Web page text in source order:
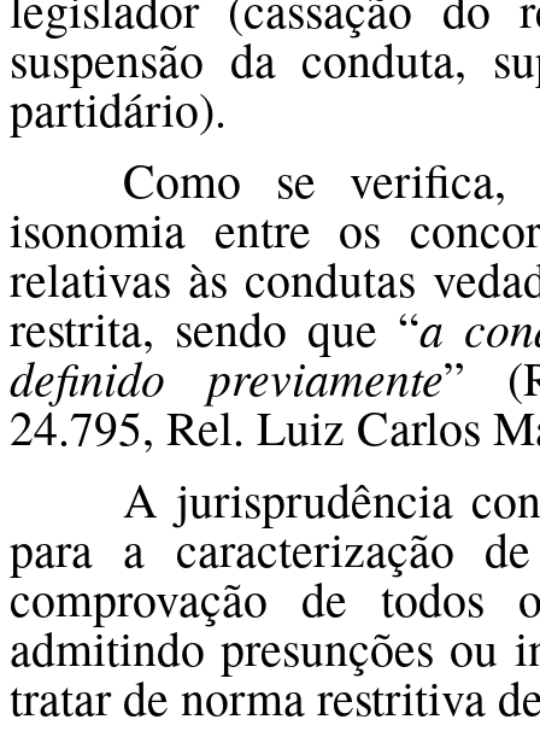
suspensão da conduta,
partidário).
Como se
isonomia entre os
relativas às condutas
restrita, sendo que “a
definido previamente”
24.795, Rel. Luiz Carlos
A jurisprudência
para a caracterização
comprovação de todos
admitindo presunções ou
tratar de norma restritiva